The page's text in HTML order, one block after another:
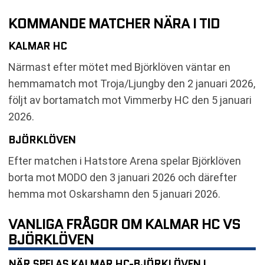
KOMMANDE MATCHER NÄRA I TID
KALMAR HC
Närmast efter mötet med Björklöven väntar en
hemmamatch mot Troja/Ljungby den 2 januari 2026,
följt av bortamatch mot Vimmerby HC den 5 januari
2026.
BJÖRKLÖVEN
Efter matchen i Hatstore Arena spelar Björklöven
borta mot MODO den 3 januari 2026 och därefter
hemma mot Oskarshamn den 5 januari 2026.
VANLIGA FRÅGOR OM KALMAR HC VS
BJÖRKLÖVEN